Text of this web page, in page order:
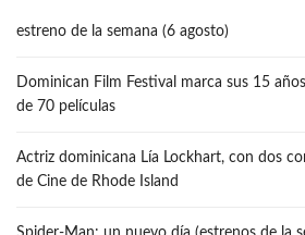
estreno de la semana (6 agosto)
Dominican Film Festival marca sus 15
de 70 películas
Actriz dominicana Lía Lockhart, con dos
de Cine de Rhode Island